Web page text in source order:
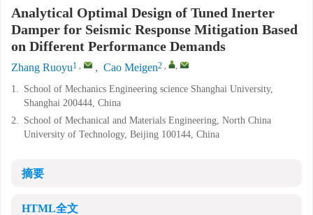
Analytical Optimal Design of Tuned Inerter
Damper for Seismic Response Mitigation Based
on Different Performance Demands
Zhang Ruoyu1 , , Cao Meigen2 , ,
1. School of Mechanics Engineering science Shanghai University,
Shanghai 200444, China
2. School of Mechanical and Materials Engineering, North China
University of Technology, Beijing 100144, China
摘要
HTML全文